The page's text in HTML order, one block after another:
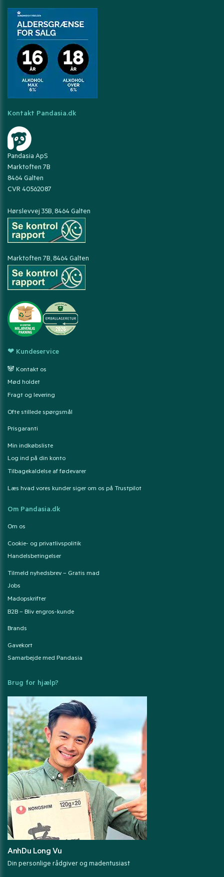
Kontakt Pandasia.dk
Pandasia ApS
Marktoften 7B
8464 Galten
CVR 40562087
Hørslevvej 35B, 8464 Galten
Marktoften 7B, 8464 Galten
❤ Kundeservice
🐼 Kontakt os
Mød holdet
Fragt og levering
Ofte stillede spørgsmål
Prisgaranti
Min indkøbsliste
Log ind på din konto
Tilbagekaldelse af fødevarer
Læs hvad vores kunder siger om os på Trustpilot
Om Pandasia.dk
Om os
Cookie- og privatlivspolitik
Handelsbetingelser
Tilmeld nyhedsbrev – Gratis mad
Jobs
Madopskrifter
B2B – Bliv engros-kunde
Brands
Gavekort
Samarbejde med Pandasia
Brug for hjælp?
AnhDu Long Vu
Din personlige rådgiver og madentusiast